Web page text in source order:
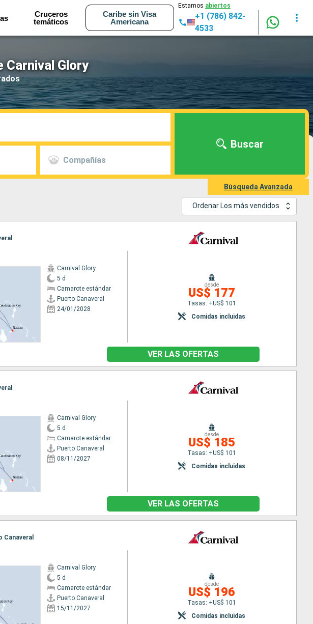
Cruceros
temáticos
Caribe sin Visa
Americana
Estamos abiertos
+1 (786) 842-
4533
Carnival Glory
Compañías
Buscar
Búsqueda Avanzada
Ordenar Los más vendidos
Carnival Glory
5 d
Camarote estándar
Puerto Canaveral
24/01/2028
desde
US$ 177
Tasas: +US$ 101
Comidas incluidas
VER LAS OFERTAS
Carnival Glory
5 d
Camarote estándar
Puerto Canaveral
08/11/2027
desde
US$ 185
Tasas: +US$ 101
Comidas incluidas
VER LAS OFERTAS
Canaveral
Carnival Glory
5 d
Camarote estándar
Puerto Canaveral
15/11/2027
desde
US$ 196
Tasas: +US$ 101
Comidas incluidas